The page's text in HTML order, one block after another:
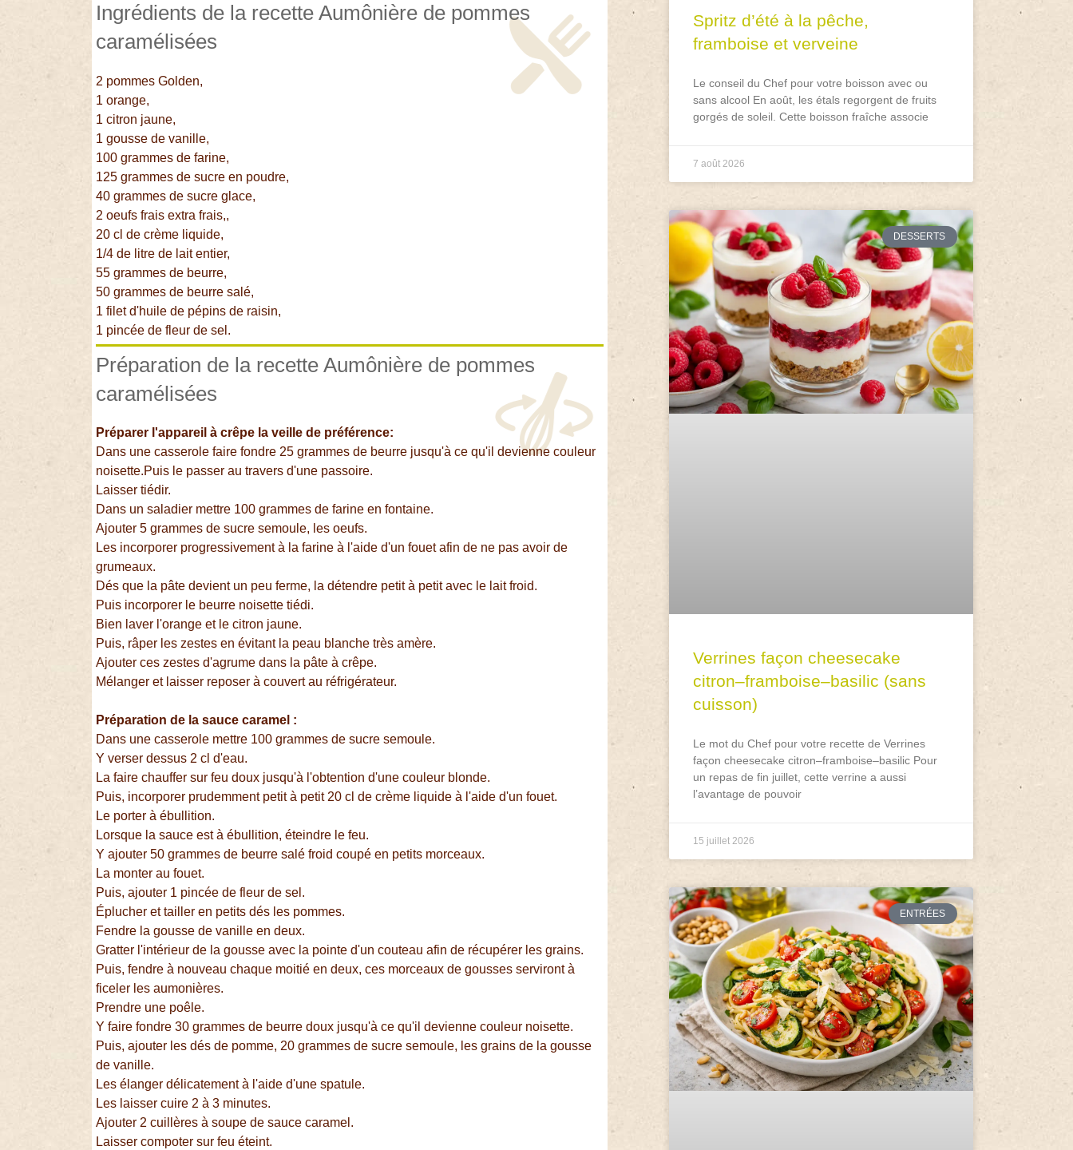
Ingrédients de la recette Aumônière de pommes
caramélisées
2 pommes Golden,
1 orange,
1 citron jaune,
1 gousse de vanille,
100 grammes de farine,
125 grammes de sucre en poudre,
40 grammes de sucre glace,
2 oeufs frais extra frais,,
20 cl de crème liquide,
1/4 de litre de lait entier,
55 grammes de beurre,
50 grammes de beurre salé,
1 filet d'huile de pépins de raisin,
1 pincée de fleur de sel.
Préparation de la recette Aumônière de pommes
caramélisées
Préparer l'appareil à crêpe la veille de préférence:
Dans une casserole faire fondre 25 grammes de beurre jusqu'à ce qu'il devienne couleur
noisette.Puis le passer au travers d'une passoire.
Laisser tiédir.
Dans un saladier mettre 100 grammes de farine en fontaine.
Ajouter 5 grammes de sucre semoule, les oeufs.
Les incorporer progressivement à la farine à l'aide d'un fouet afin de ne pas avoir de
grumeaux.
Dés que la pâte devient un peu ferme, la détendre petit à petit avec le lait froid.
Puis incorporer le beurre noisette tiédi.
Bien laver l'orange et le citron jaune.
Puis, râper les zestes en évitant la peau blanche très amère.
Ajouter ces zestes d'agrume dans la pâte à crêpe.
Mélanger et laisser reposer à couvert au réfrigérateur.
Préparation de la sauce caramel :
Dans une casserole mettre 100 grammes de sucre semoule.
Y verser dessus 2 cl d'eau.
La faire chauffer sur feu doux jusqu'à l'obtention d'une couleur blonde.
Puis, incorporer prudemment petit à petit 20 cl de crème liquide à l'aide d'un fouet.
Le porter à ébullition.
Lorsque la sauce est à ébullition, éteindre le feu.
Y ajouter 50 grammes de beurre salé froid coupé en petits morceaux.
La monter au fouet.
Puis, ajouter 1 pincée de fleur de sel.
Éplucher et tailler en petits dés les pommes.
Fendre la gousse de vanille en deux.
Gratter l'intérieur de la gousse avec la pointe d'un couteau afin de récupérer les grains.
Puis, fendre à nouveau chaque moitié en deux, ces morceaux de gousses serviront à
ficeler les aumonières.
Prendre une poêle.
Y faire fondre 30 grammes de beurre doux jusqu'à ce qu'il devienne couleur noisette.
Puis, ajouter les dés de pomme, 20 grammes de sucre semoule, les grains de la gousse
de vanille.
Les élanger délicatement à l'aide d'une spatule.
Les laisser cuire 2 à 3 minutes.
Ajouter 2 cuillères à soupe de sauce caramel.
Laisser compoter sur feu éteint.
Spritz d’été à la pêche,
framboise et verveine
Le conseil du Chef pour votre boisson avec ou
sans alcool En août, les étals regorgent de fruits
gorgés de soleil. Cette boisson fraîche associe
7 août 2026
DESSERTS
Verrines façon cheesecake
citron–framboise–basilic (sans
cuisson)
Le mot du Chef pour votre recette de Verrines
façon cheesecake citron–framboise–basilic Pour
un repas de fin juillet, cette verrine a aussi
l’avantage de pouvoir
15 juillet 2026
ENTRÉES